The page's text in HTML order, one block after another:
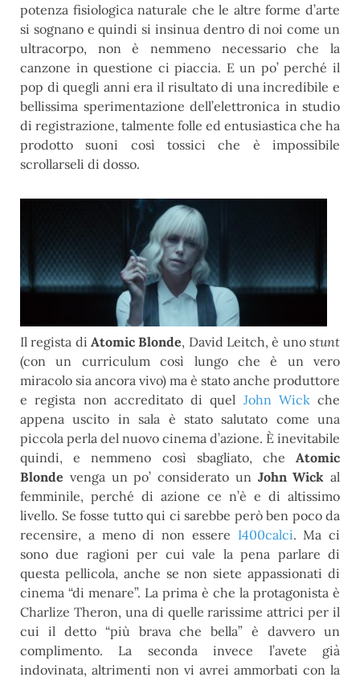
potenza fisiologica naturale che le altre forme d’arte
si sognano e quindi si insinua dentro di noi come un
ultracorpo, non è nemmeno necessario che la
canzone in questione ci piaccia. E un po’ perché il
pop di quegli anni era il risultato di una incredibile e
bellissima sperimentazione dell’elettronica in studio
di registrazione, talmente folle ed entusiastica che ha
prodotto suoni così tossici che è impossibile
scrollarseli di dosso.
Il regista di Atomic Blonde, David Leitch, è unostunt
(con un curriculum così lungo che è un vero
miracolo sia ancora vivo) ma è stato anche produttore
e regista non accreditato di quel John Wickche
appena uscito in sala è stato salutato come una
piccola perla del nuovo cinema d’azione. È inevitabile
quindi, e nemmeno così sbagliato, che Atomic
Blonde venga un po’ considerato un John Wick al
femminile, perché di azione ce n’è e di altissimo
livello. Se fosse tutto qui ci sarebbe però ben poco da
recensire, a meno di non essere I400calci. Ma ci
sono due ragioni per cui vale la pena parlare di
questa pellicola, anche se non siete appassionati di
cinema “di menare”. La prima è che la protagonista è
Charlize Theron, una di quelle rarissime attrici per il
cui il detto “più brava che bella” è davvero un
complimento. La seconda invece l’avete già
indovinata, altrimenti non vi avrei ammorbati con la